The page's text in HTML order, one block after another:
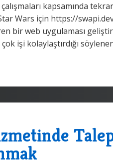
çalışmaları kapsamında
Wars için https://
bir web uygulaması
işi kolaylaştırdığı